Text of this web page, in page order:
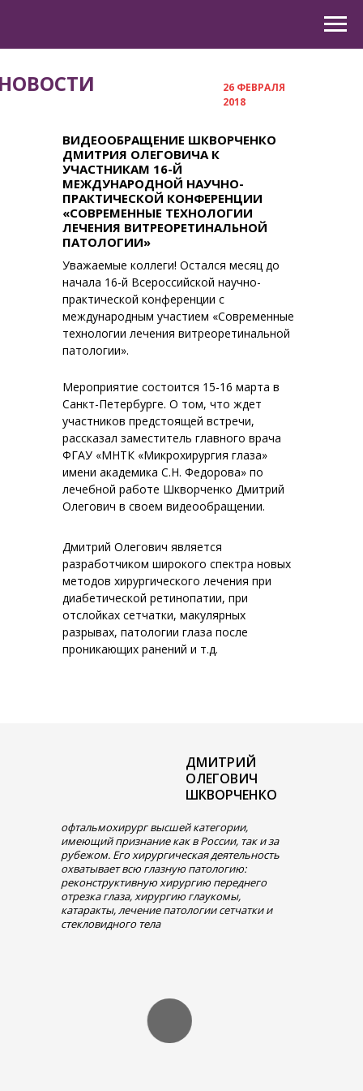
26 ФЕВРАЛЯ
2018
ВИДЕООБРАЩЕНИЕ ШКВОРЧЕНКО
ДМИТРИЯ ОЛЕГОВИЧАК
УЧАСТНИКАМ 16-Й
МЕЖДУНАРОДНОЙ НАУЧНО-
ПРАКТИЧЕСКОЙ КОНФЕРЕНЦИИ
«СОВРЕМЕННЫЕ ТЕХНОЛОГИИ
ЛЕЧЕНИЯ ВИТРЕОРЕТИНАЛЬНОЙ
ПАТОЛОГИИ»
Уважаемые коллеги! Остался месяц до
начала 16-й Всероссийской научно-
практической конференции с
международным участием «Современные
технологии лечения витреоретинальной
патологии».
ДМИТРИЙ
ОЛЕГОВИЧ
ШКВОРЧЕНКО
офтальмохирург высшей категории,
имеющий признание как в России, так и за
рубежом. Его хирургическая деятельность
охватывает всю глазную патологию:
реконструктивную хирургию переднего
отрезка глаза, хирургию глаукомы,
катаракты, лечение патологии сетчатки и
стекловидного тела
Дмитрий Олегович является
разработчиком широкого спектра новых
методов хирургического лечения при
диабетической ретинопатии, при
отслойках сетчатки, макулярных
разрывах, патологии глаза после
проникающих ранений и т.д.
Мероприятие состоится 15-16 марта в
Санкт-Петербурге. О том, что ждет
участников предстоящей встречи,
рассказал заместитель главного врача
ФГАУ «МНТК «Микрохирургия глаза»
имени академика С.Н. Федорова» по
лечебной работе Шкворченко Дмитрий
Олегович в своем видеообращении.